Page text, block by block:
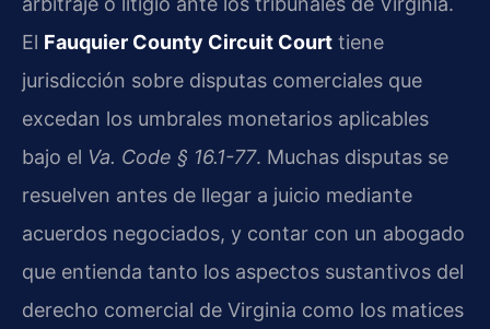
El Fauquier County Circuit Court tiene
jurisdicción sobre disputas comerciales que
excedan los umbrales monetarios aplicables
bajo el Va. Code § 16.1-77. Muchas disputas se
resuelven antes de llegar a juicio mediante
acuerdos negociados, y contar con un abogado
que entienda tanto los aspectos sustantivos del
derecho comercial de Virginia como los matices